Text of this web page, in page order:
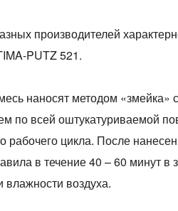
производителей
PUTZ 521.
наносят методом «змейка»
по всей оштукатуриваемой
рабочего цикла. После
в течение 40 – 60 минут в
влажности воздуха.